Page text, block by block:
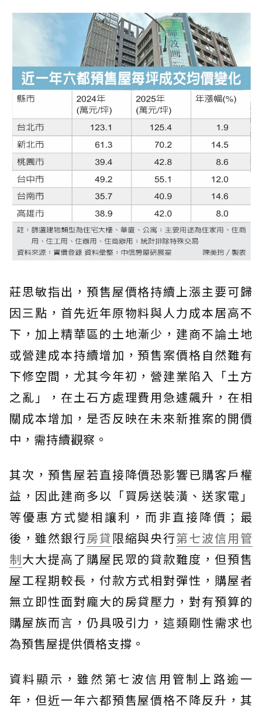
莊思敏指出，預售屋價格持續上漲主要可歸
因三點，首先近年原物料與人力成本居高不
下，加上精華區的土地漸少，建商不論土地
或營建成本持續增加，預售案價格自然難有
下修空間，尤其今年初，營建業陷入「土方
之亂」，在土石方處理費用急遽飆升，在相
關成本增加，是否反映在未來新推案的開價
中，需持續觀察。
其次，預售屋若直接降價恐影響已購客戶權
益，因此建商多以「買房送裝潢、送家電」
等優惠方式變相讓利，而非直接降價；最
後，雖然銀行房貸限縮與央行第七波信用管
制大大提高了購屋民眾的貸款難度，但預售
屋工程期較長，付款方式相對彈性，購屋者
無立即性面對龐大的房貸壓力，對有預算的
購屋族而言，仍具吸引力，這類剛性需求也
為預售屋提供價格支撐。
資料顯示，雖然第七波信用管制上路逾一
年，但近一年六都預售屋價格不降反升，其